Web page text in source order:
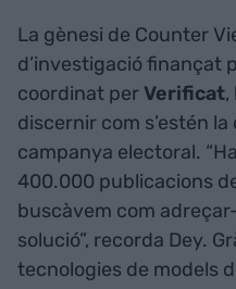
La gènesi de Counter
d’investigació finançat
coordinat per Verificat,
discernir com s’estén
campanya electoral.
400.000 publicacions
buscàvem com
solució”, recorda Dey.
tecnologies de models